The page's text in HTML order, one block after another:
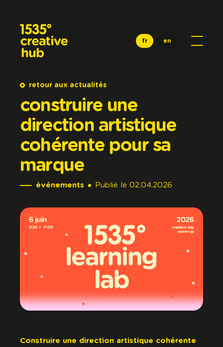
fr en
retour aux actualités
construire une
direction artistique
cohérente pour sa
marque
événements Publié le 02.04.2026
Construire une direction artistique cohérente